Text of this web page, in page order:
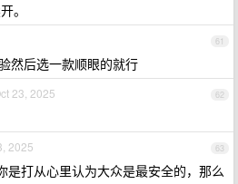
。
61
然后选一款顺眼的就行
62
23, 2025
63
2025
是打从心里认为大众是最安全的，那么